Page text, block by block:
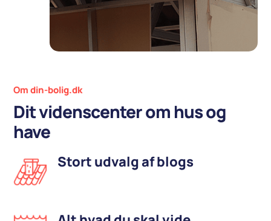
Om din-bolig.dk
Dit videnscenter om hus og
have
Stort udvalg af blogs